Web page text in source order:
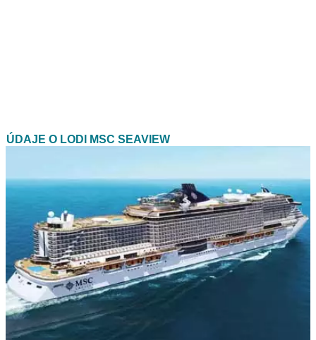
ÚDAJE O LODI MSC SEAVIEW